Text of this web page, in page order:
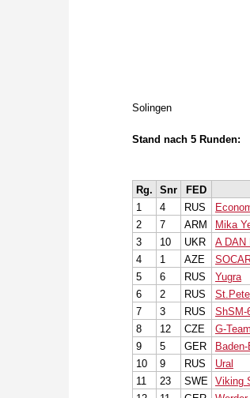
Solingen
Stand nach 5 Runden:
Rg. Snr FED
1
4 RUS
2
7 ARM Mika
3
10 UKR A DAN
4
1 AZE
5
6 RUS Yugra
6
2 RUS
7
3 RUS ShSM-
8
12 CZE G-
9
5 GER
10
9 RUS Ural
11
23 SWE Viking